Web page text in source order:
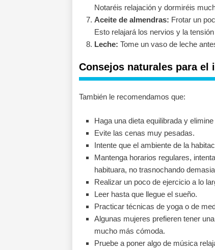
Notaréis relajación y dormiréis
Aceite de almendras: Frotar un
Esto relajará los nervios y la
Leche: Tome un vaso de leche
Consejos naturales para el
También le recomendamos que:
Haga una dieta equilibrada y
Evite las cenas muy pesadas.
Intente que el ambiente de la
Mantenga horarios regulares,
habituara, no trasnochando
Realizar un poco de ejercicio a lo
Leer hasta que llegue el sueño.
Practicar técnicas de yoga o de
Algunas mujeres prefieren tener
mucho más cómoda.
Pruebe a poner algo de música